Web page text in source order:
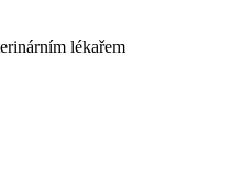
lékařem